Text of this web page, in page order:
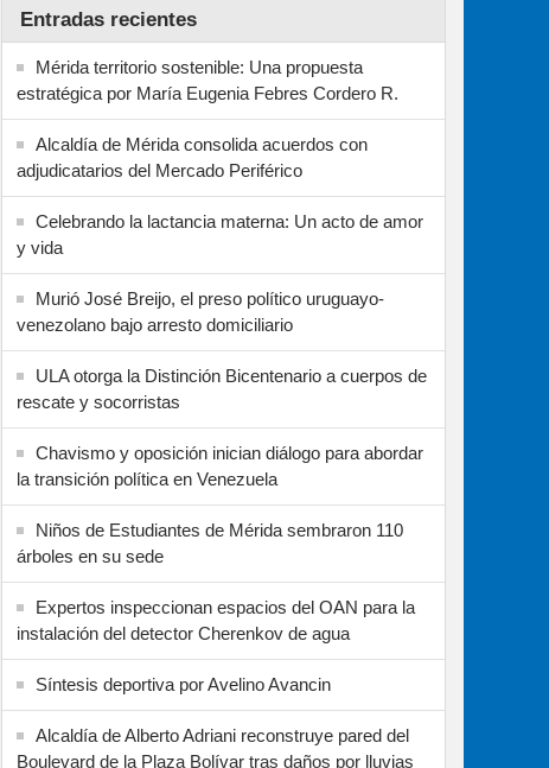
Entradas recientes
Mérida territorio sostenible: Una propuesta
estratégica por María Eugenia Febres Cordero R.
Alcaldía de Mérida consolida acuerdos con
adjudicatarios del Mercado Periférico
Celebrando la lactancia materna: Un acto de amor
y vida
Murió José Breijo, el preso político uruguayo-
venezolano bajo arresto domiciliario
ULA otorga la Distinción Bicentenario a cuerpos de
rescate y socorristas
Chavismo y oposición inician diálogo para abordar
la transición política en Venezuela
Niños de Estudiantes de Mérida sembraron 110
árboles en su sede
Expertos inspeccionan espacios del OAN para la
instalación del detector Cherenkov de agua
Síntesis deportiva por Avelino Avancin
Alcaldía de Alberto Adriani reconstruye pared del
Boulevard de la Plaza Bolívar tras daños por lluvias